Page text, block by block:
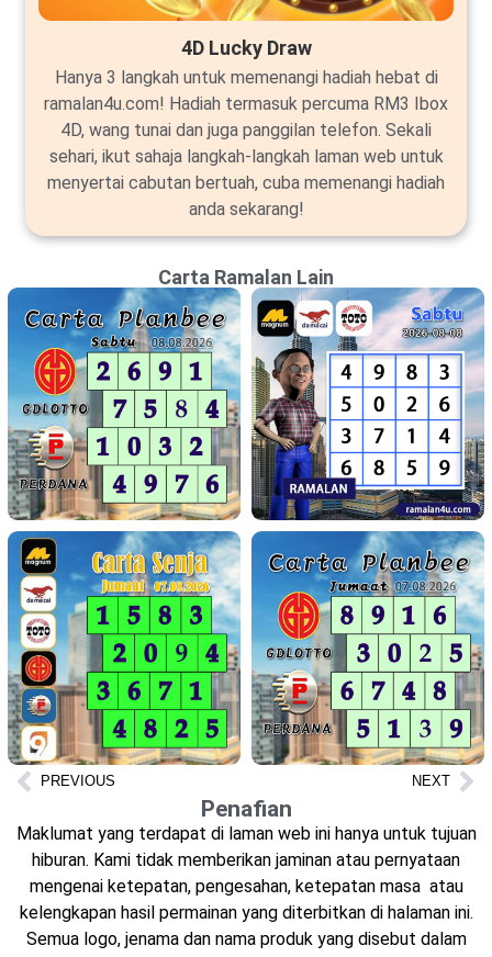
4D Lucky Draw
Hanya 3 langkah untuk memenangi hadiah hebat di
ramalan4u.com! Hadiah termasuk percuma RM3 Ibox
4D, wang tunai dan juga panggilan telefon. Sekali
sehari, ikut sahaja langkah-langkah laman web untuk
menyertai cabutan bertuah, cuba memenangi hadiah
anda sekarang!
Carta Ramalan Lain
PREVIOUS NEXT
Penafian
Maklumat yang terdapat di laman web ini hanya untuk tujuan
hiburan. Kami tidak memberikan jaminan atau pernyataan
mengenai ketepatan, pengesahan, ketepatan masa atau
kelengkapan hasil permainan yang diterbitkan di halaman ini.
Semua logo, jenama dan nama produk yang disebut dalam